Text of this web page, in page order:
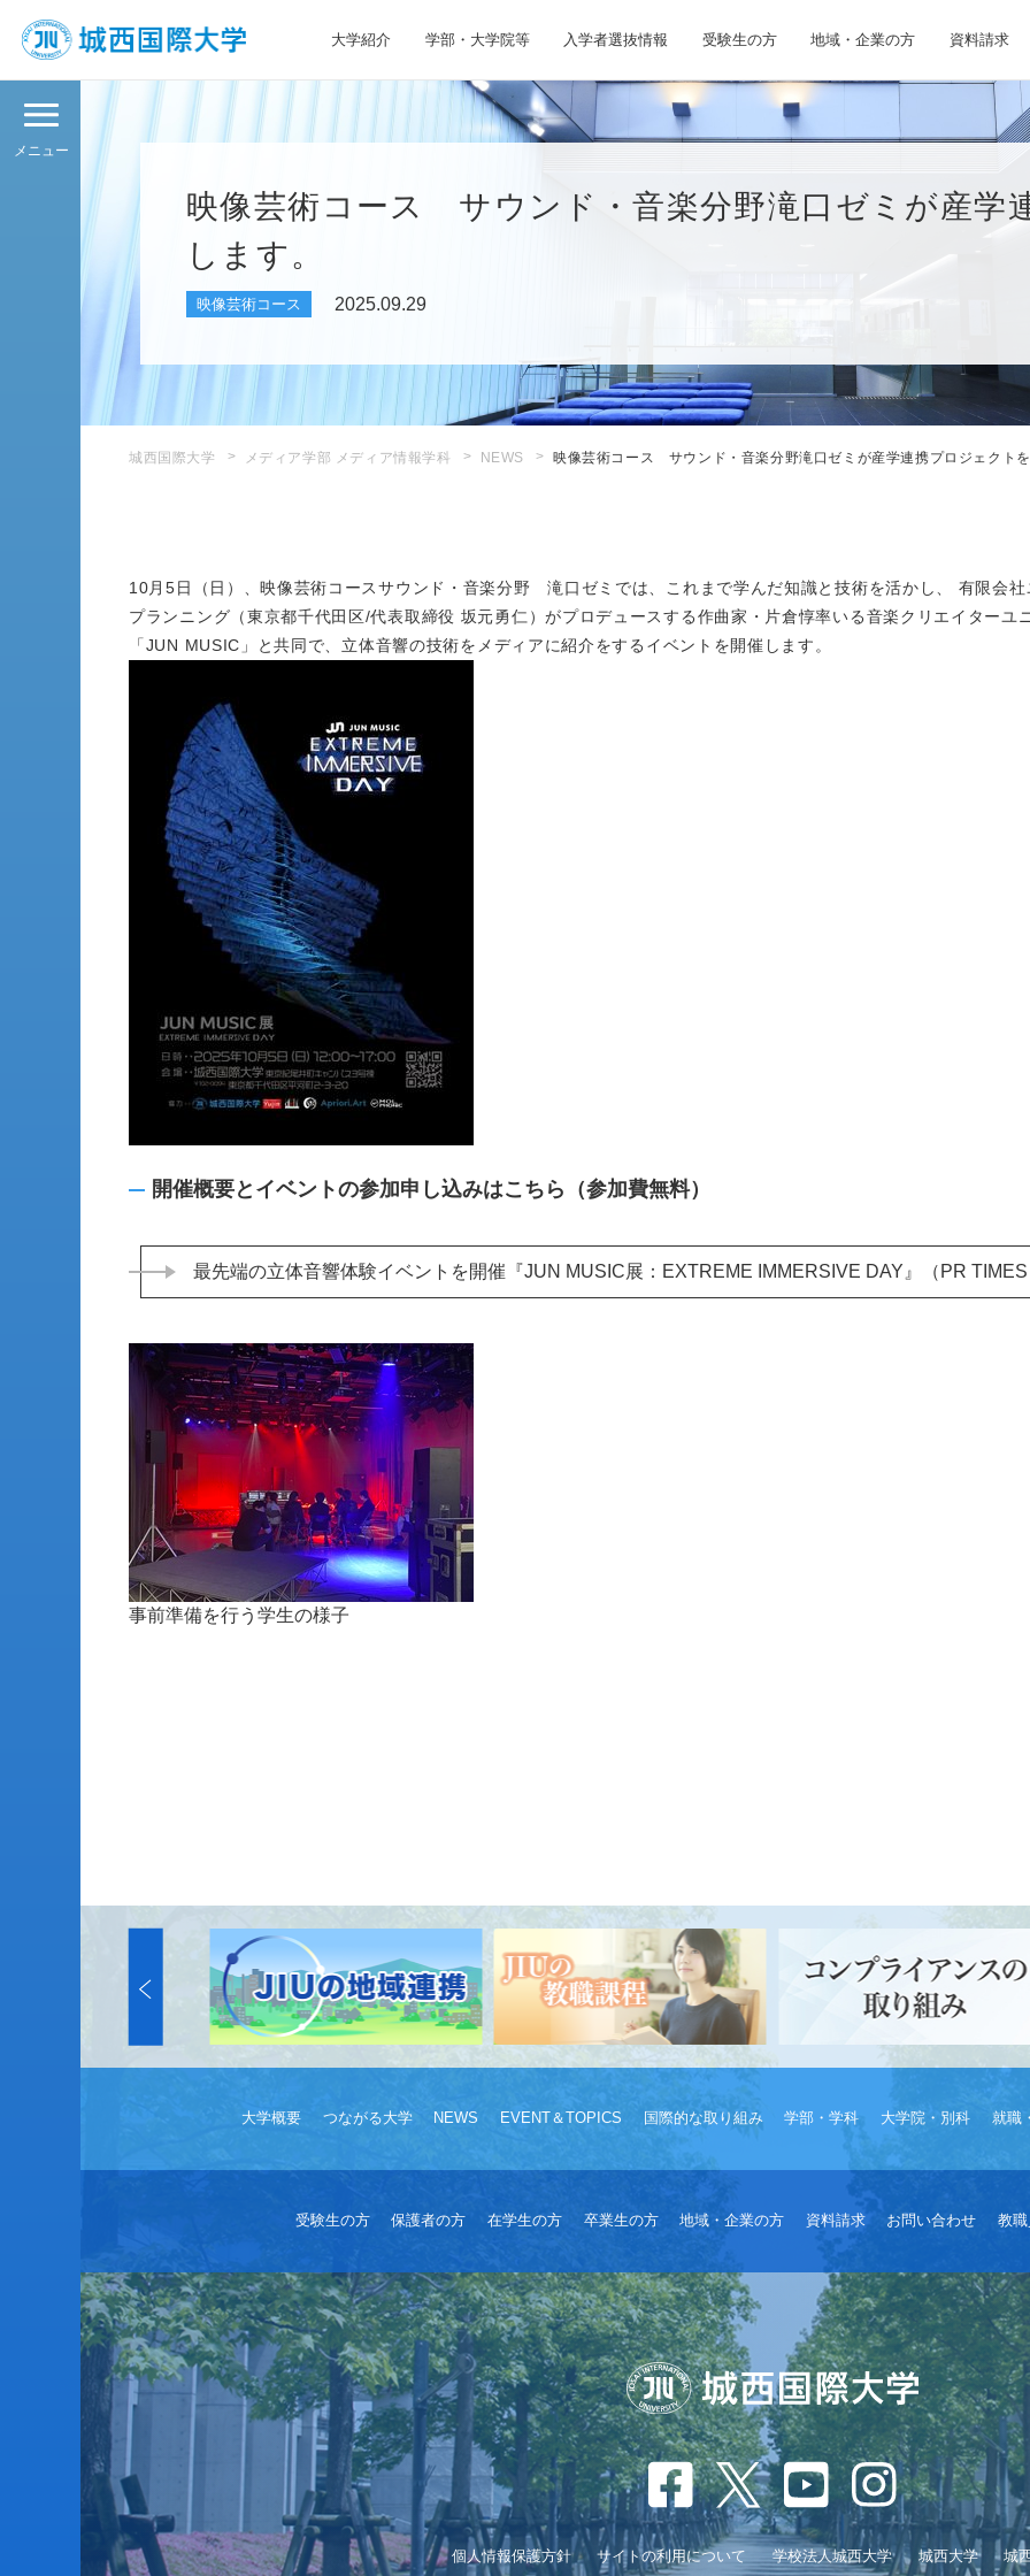
大学紹介 学部・大学院等 入学者選抜情報 受験生の方 地域・企業の方 資料請求
メニュー
映像芸術コース サウンド・音楽分野滝口ゼミが産学
します。
映像芸術コース 2025.09.29
城西国際大学 メディア学部 メディア情報学科 NEWS 映像芸術コース サウンド・音楽分野滝口ゼミが産学連携プロジェクト
10月5日（日）、映像芸術コースサウンド・音楽分野 滝口ゼミでは、これまで学んだ知識と技術を活かし、 有限会社
プランニング（東京都千代田区/代表取締役 坂元勇仁）がプロデュースする作曲家・片倉惇率いる音楽クリエイターユ
「JUN MUSIC」と共同で、立体音響の技術をメディアに紹介をするイベントを開催します。
開催概要とイベントの参加申し込みはこちら（参加費無料）
最先端の立体音響体験イベントを開催『JUN MUSIC展：EXTREME IMMERSIVE DAY』（PR
事前準備を行う学生の様子
大学概要 つながる大学 NEWS EVENT＆TOPICS 国際的な取り組み 学部・学科 大学院・別科 就職
受験生の方 保護者の方 在学生の方 卒業生の方 地域・企業の方 資料請求 お問い合わせ 教
個人情報保護方針 サイトの利用について 学校法人城西大学 城西大学 城